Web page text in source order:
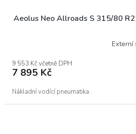
Aeolus Neo Allroads S 315/80
Externí
9 553 Kč včetně DPH
7 895 Kč
Nákladní vodící pneumatika.